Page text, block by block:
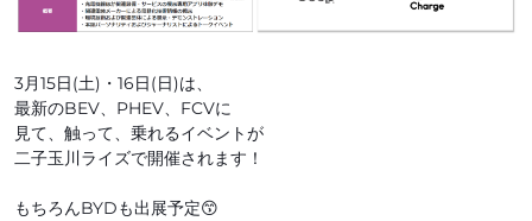
3月15日(土)・16日(日)は、
最新のBEV、PHEV、FCVに
見て、触って、乗れるイベントが
二子玉川ライズで開催されます！
もちろんBYDも出展予定😙